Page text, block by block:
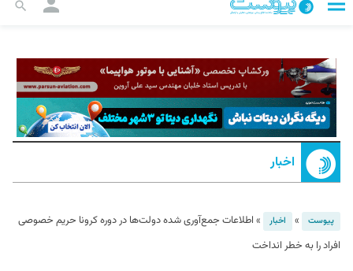
اخبار
پیوست » اخبار » اطلاعات جمع‌آوری شده دولت‌ها در دوره کرونا حریم خصوصی
افراد را به خطر انداخت